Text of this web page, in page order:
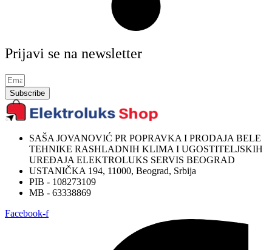
Prijavi se na newsletter
Subscribe
SAŠA JOVANOVIĆ PR POPRAVKA I PRODAJA BELE
TEHNIKE RASHLADNIH KLIMA I UGOSTITELJSKIH
UREĐAJA ELEKTROLUKS SERVIS BEOGRAD
USTANIČKA 194, 11000, Beograd, Srbija
PIB - 108273109
MB - 63338869
Facebook-f